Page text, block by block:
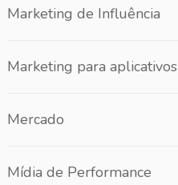
Marketing de Influência
Marketing para aplicativos
Mercado
Mídia de Performance